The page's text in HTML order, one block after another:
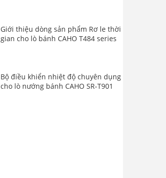
Giới thiệu dòng sản phẩm Rơ le thời
gian cho lò bánh CAHO T484 series
Bộ điều khiển nhiệt độ chuyên dụng
cho lò nướng bánh CAHO SR-T901